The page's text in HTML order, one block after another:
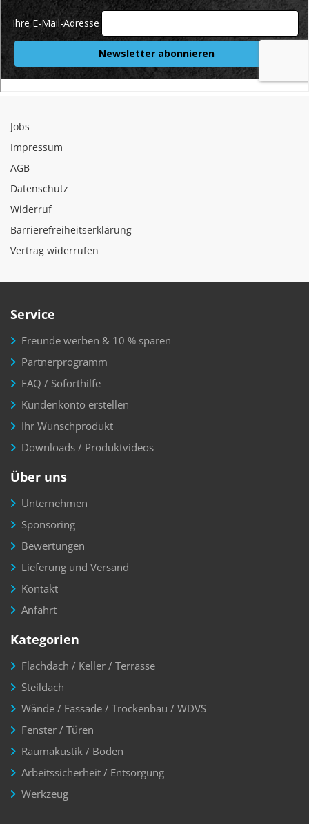
Jobs
Impressum
AGB
Datenschutz
Widerruf
Barrierefreiheitserklärung
Vertrag widerrufen
Service
Freunde werben & 10 % sparen
Partnerprogramm
FAQ / Soforthilfe
Kundenkonto erstellen
Ihr Wunschprodukt
Downloads / Produktvideos
Über uns
Unternehmen
Sponsoring
Bewertungen
Lieferung und Versand
Kontakt
Anfahrt
Kategorien
Flachdach / Keller / Terrasse
Steildach
Wände / Fassade / Trockenbau / WDVS
Fenster / Türen
Raumakustik / Boden
Arbeitssicherheit / Entsorgung
Werkzeug